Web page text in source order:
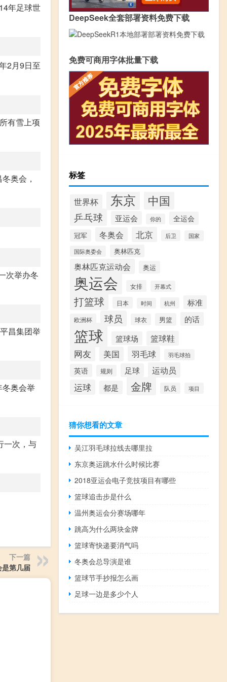
年足球世
2月9日至
有雪上项
奥会，
次举办冬
昌集团举
奥会举
一次，与
下一篇
第几届
DeepSeek全套部署资料免费下载
免费可商用字体批量下载
标签
世界杯 东京 中国
乒乓球 亚运会 你的 全运会
冠军 冬奥会 北京 后卫 国家
国际奥委会 奥林匹克
奥林匹克运动会 奥运
奥运会 女排 开幕式
打篮球 日本 时间 杭州 标准
欧洲杯 球员 球衣 男篮 的话
篮球 篮球场 篮球鞋
网友 美国 羽毛球 羽毛球拍
英语 规则 足球
运动员
运球
都是 金牌 队员 项目
猜你想看的文章
吴江羽毛球拉线去哪里拉
东京奥运跳水什么时候比赛
2018亚运会电子竞技项目有哪些
篮球追击步是什么
温州奥运会分赛场哪年
跳高为什么两块金牌
篮球寄快递要消气吗
冬奥会总导演是谁
篮球节手抄报怎么画
足球一边是多少个人